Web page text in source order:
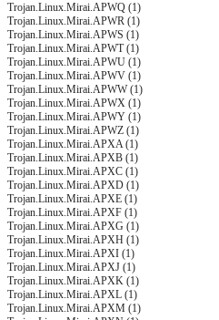
Trojan.Linux.Mirai.APWQ (1)
Trojan.Linux.Mirai.APWR (1)
Trojan.Linux.Mirai.APWS (1)
Trojan.Linux.Mirai.APWT (1)
Trojan.Linux.Mirai.APWU (1)
Trojan.Linux.Mirai.APWV (1)
Trojan.Linux.Mirai.APWW (1)
Trojan.Linux.Mirai.APWX (1)
Trojan.Linux.Mirai.APWY (1)
Trojan.Linux.Mirai.APWZ (1)
Trojan.Linux.Mirai.APXA (1)
Trojan.Linux.Mirai.APXB (1)
Trojan.Linux.Mirai.APXC (1)
Trojan.Linux.Mirai.APXD (1)
Trojan.Linux.Mirai.APXE (1)
Trojan.Linux.Mirai.APXF (1)
Trojan.Linux.Mirai.APXG (1)
Trojan.Linux.Mirai.APXH (1)
Trojan.Linux.Mirai.APXI (1)
Trojan.Linux.Mirai.APXJ (1)
Trojan.Linux.Mirai.APXK (1)
Trojan.Linux.Mirai.APXL (1)
Trojan.Linux.Mirai.APXM (1)